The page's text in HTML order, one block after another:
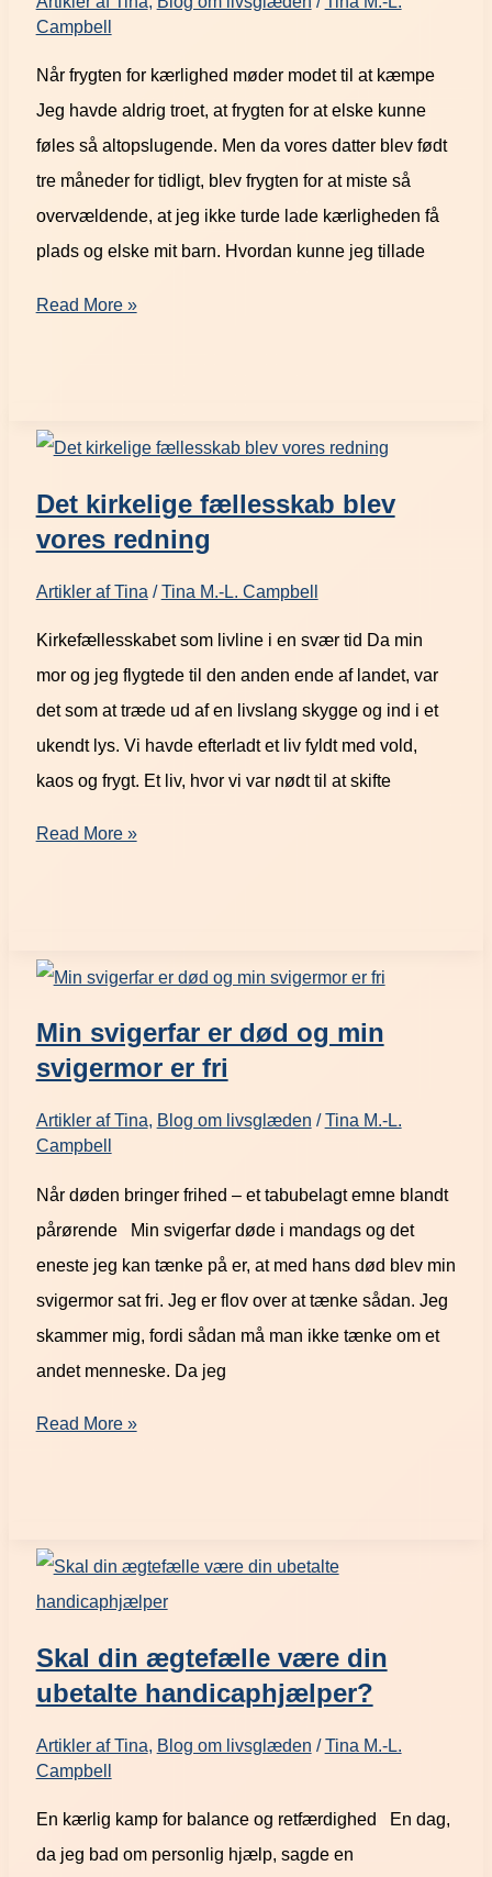
Campbell
Når frygten for kærlighed møder modet til at kæmpe
Jeg havde aldrig troet, at frygten for at elske kunne
føles så altopslugende. Men da vores datter blev født
tre måneder for tidligt, blev frygten for at miste så
overvældende, at jeg ikke turde lade kærligheden få
plads og elske mit barn. Hvordan kunne jeg tillade
Read More »
Det kirkelige fællesskab blev
vores redning
Artikler af Tina /Tina M.-L. Campbell
Kirkefællesskabet som livline i en svær tid Da min
mor og jeg flygtede til den anden ende af landet, var
det som at træde ud af en livslang skygge og ind i et
ukendt lys. Vi havde efterladt et liv fyldt med vold,
kaos og frygt. Et liv, hvor vi var nødt til at skifte
Read More »
Min svigerfar er død og min
svigermor er fri
Artikler af Tina, Blog om livsglæden /Tina M.-L.
Campbell
Når døden bringer frihed – et tabubelagt emne blandt
pårørende Min svigerfar døde i mandags og det
eneste jeg kan tænke på er, at med hans død blev min
svigermor sat fri. Jeg er flov over at tænke sådan. Jeg
skammer mig, fordi sådan må man ikke tænke om et
andet menneske. Da jeg
Read More »
Skal din ægtefælle være din
ubetalte handicaphjælper?
Artikler af Tina, Blog om livsglæden /Tina M.-L.
Campbell
En kærlig kamp for balance og retfærdighed En dag,
da jeg bad om personlig hjælp, sagde en